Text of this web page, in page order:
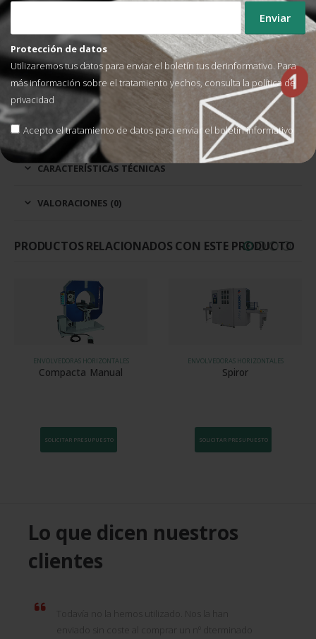
Protección de datos
Utilizaremos tus datos para enviar el boletín tus derinformativo. Para
más información sobre el tratamiento yechos, consulta la política de
privacidad
Acepto el tratamiento de datos para enviar el boletín informativo
El sistema automático de pinza y
automatismo total del proceso de
envoltura.
CARACTERÍSTICAS
VIDEOS
CARACTERÍSTICAS TÉCNICAS
VALORACIONES (0)
PRODUCTOS RELACIONADOS CON ESTE PRODUCTO
ENVOLVEDORAS HORIZONTALES
Compacta Manual
SOLICITAR PRESUPUESTO
ENVOLVEDORAS HORIZONTALES
Spiror
SOLICITAR PRESUPUESTO
Lo que dicen nuestros
clientes
Todavía no la hemos utilizado. Nos la han
enviado sin coste al comprar un nº dterminado